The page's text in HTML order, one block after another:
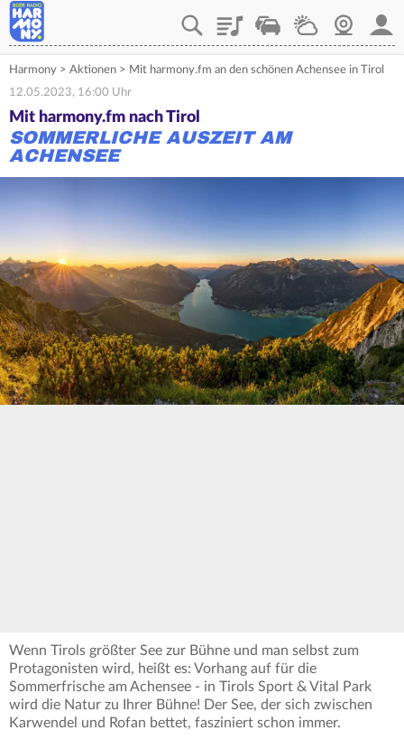
PlaylistVerkehrWetterWebcam
Harmony > Aktionen > Mit harmony.fm an den schönen Achensee in Tirol
12.05.2023, 16:00 Uhr
Mit harmony.fm nach Tirol
SOMMERLICHE AUSZEIT AM
ACHENSEE
Wenn Tirols größter See zur Bühne und man selbst zum
Protagonisten wird, heißt es: Vorhang auf für die
Sommerfrische am Achensee - in Tirols Sport & Vital Park
wird die Natur zu Ihrer Bühne! Der See, der sich zwischen
Karwendel und Rofan bettet, fasziniert schon immer.